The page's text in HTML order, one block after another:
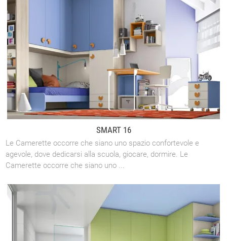
SMART 16
Le Camerette occorre che siano uno spazio confortevole e
agevole, dove dedicarsi alla scuola, giocare, dormire. Le
Camerette occorre che siano uno ...